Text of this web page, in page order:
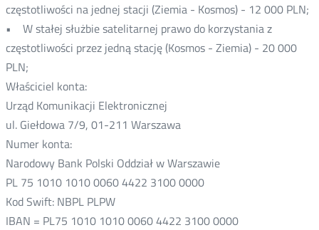
częstotliwości na jednej stacji (Ziemia - Kosmos) - 12 000 PLN;
• W stałej służbie satelitarnej prawo do korzystania z
częstotliwości przez jedną stację (Kosmos - Ziemia) - 20 000
PLN;
Właściciel konta:
Urząd Komunikacji Elektronicznej
ul. Giełdowa 7/9, 01-211 Warszawa
Numer konta:
Narodowy Bank Polski Oddział w Warszawie
PL 75 1010 1010 0060 4422 3100 0000
Kod Swift: NBPL PLPW
IBAN = PL75 1010 1010 0060 4422 3100 0000